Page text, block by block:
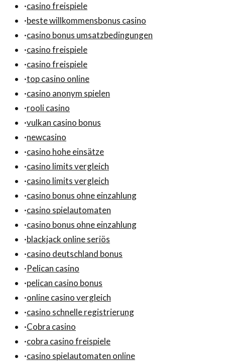
·casino freispiele
·beste willkommensbonus casino
·casino bonus umsatzbedingungen
·casino freispiele
·casino freispiele
·top casino online
·casino anonym spielen
·rooli casino
·vulkan casino bonus
·newcasino
·casino hohe einsätze
·casino limits vergleich
·casino limits vergleich
·casino bonus ohne einzahlung
·casino spielautomaten
·casino bonus ohne einzahlung
·blackjack online seriös
·casino deutschland bonus
·Pelican casino
·pelican casino bonus
·online casino vergleich
·casino schnelle registrierung
·Cobra casino
·cobra casino freispiele
·casino spielautomaten online